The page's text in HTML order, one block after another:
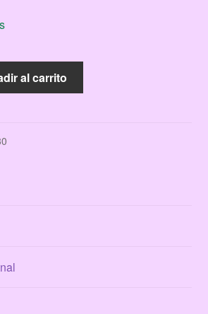
al carrito